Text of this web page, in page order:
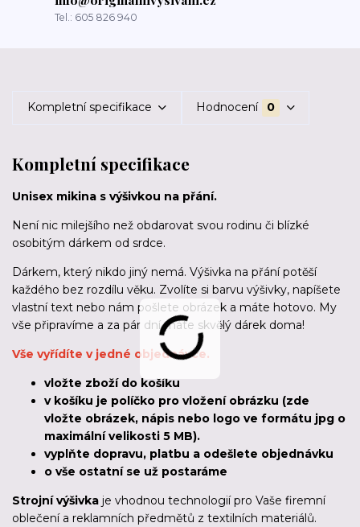
Tel.: 605 826 940
Kompletní specifikace Hodnocení 0
Kompletní specifikace
Unisex mikina s výšivkou na přání.
Není nic milejšího než obdarovat svou rodinu či blízké
osobitým dárkem od srdce.
Dárkem, který nikdo jiný nemá. Výšivka na přání potěší
každého bez rozdílu věku. Zvolíte si barvu výšivky, napíšete
vlastní text nebo nám pošlete obrázek a máte hotovo. My
vše připravíme a za pár dní máte skvělý dárek doma!
Vše vyřídíte v jedné objednávce.
vložte zboží do košíku
v košíku je políčko pro vložení obrázku (zde
vložte obrázek, nápis nebo logo ve formátu jpg o
maximální velikosti 5 MB).
vyplňte dopravu, platbu a odešlete objednávku
o vše ostatní se už postaráme
Strojní výšivka je vhodnou technologií pro Vaše firemní
oblečení a reklamních předmětů z textilních materiálů.